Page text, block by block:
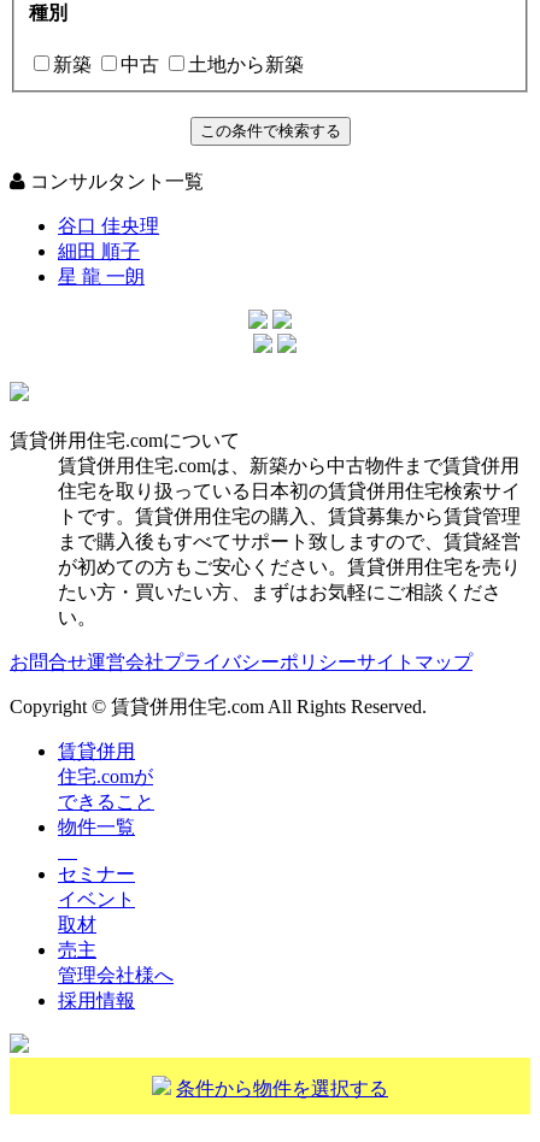
種別
新築 中古 土地から新築
コンサルタント一覧
谷口 佳央理
細田 順子
星 龍 一朗
賃貸併用住宅.comについて
賃貸併用住宅.comは、新築から中古物件まで賃貸併用
住宅を取り扱っている日本初の賃貸併用住宅検索サイ
トです。賃貸併用住宅の購入、賃貸募集から賃貸管理
まで購入後もすべてサポート致しますので、賃貸経営
が初めての方もご安心ください。賃貸併用住宅を売り
たい方・買いたい方、まずはお気軽にご相談くださ
い。
お問合せ運営会社プライバシーポリシーサイトマップ
Copyright © 賃貸併用住宅.com All Rights Reserved.
賃貸併用
住宅.comが
できること
物件一覧
セミナー
イベント
取材
売主
管理会社様へ
採用情報
条件から物件を選択する